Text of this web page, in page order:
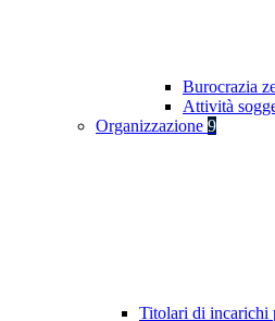
Burocrazia
Attività
Organizzazione 9
Titolari di incarichi